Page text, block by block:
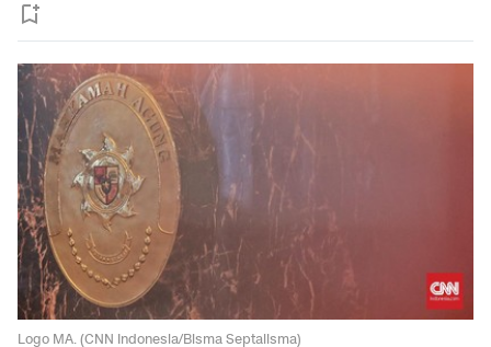
Logo MA. (CNN Indonesia/Bisma Septalisma)